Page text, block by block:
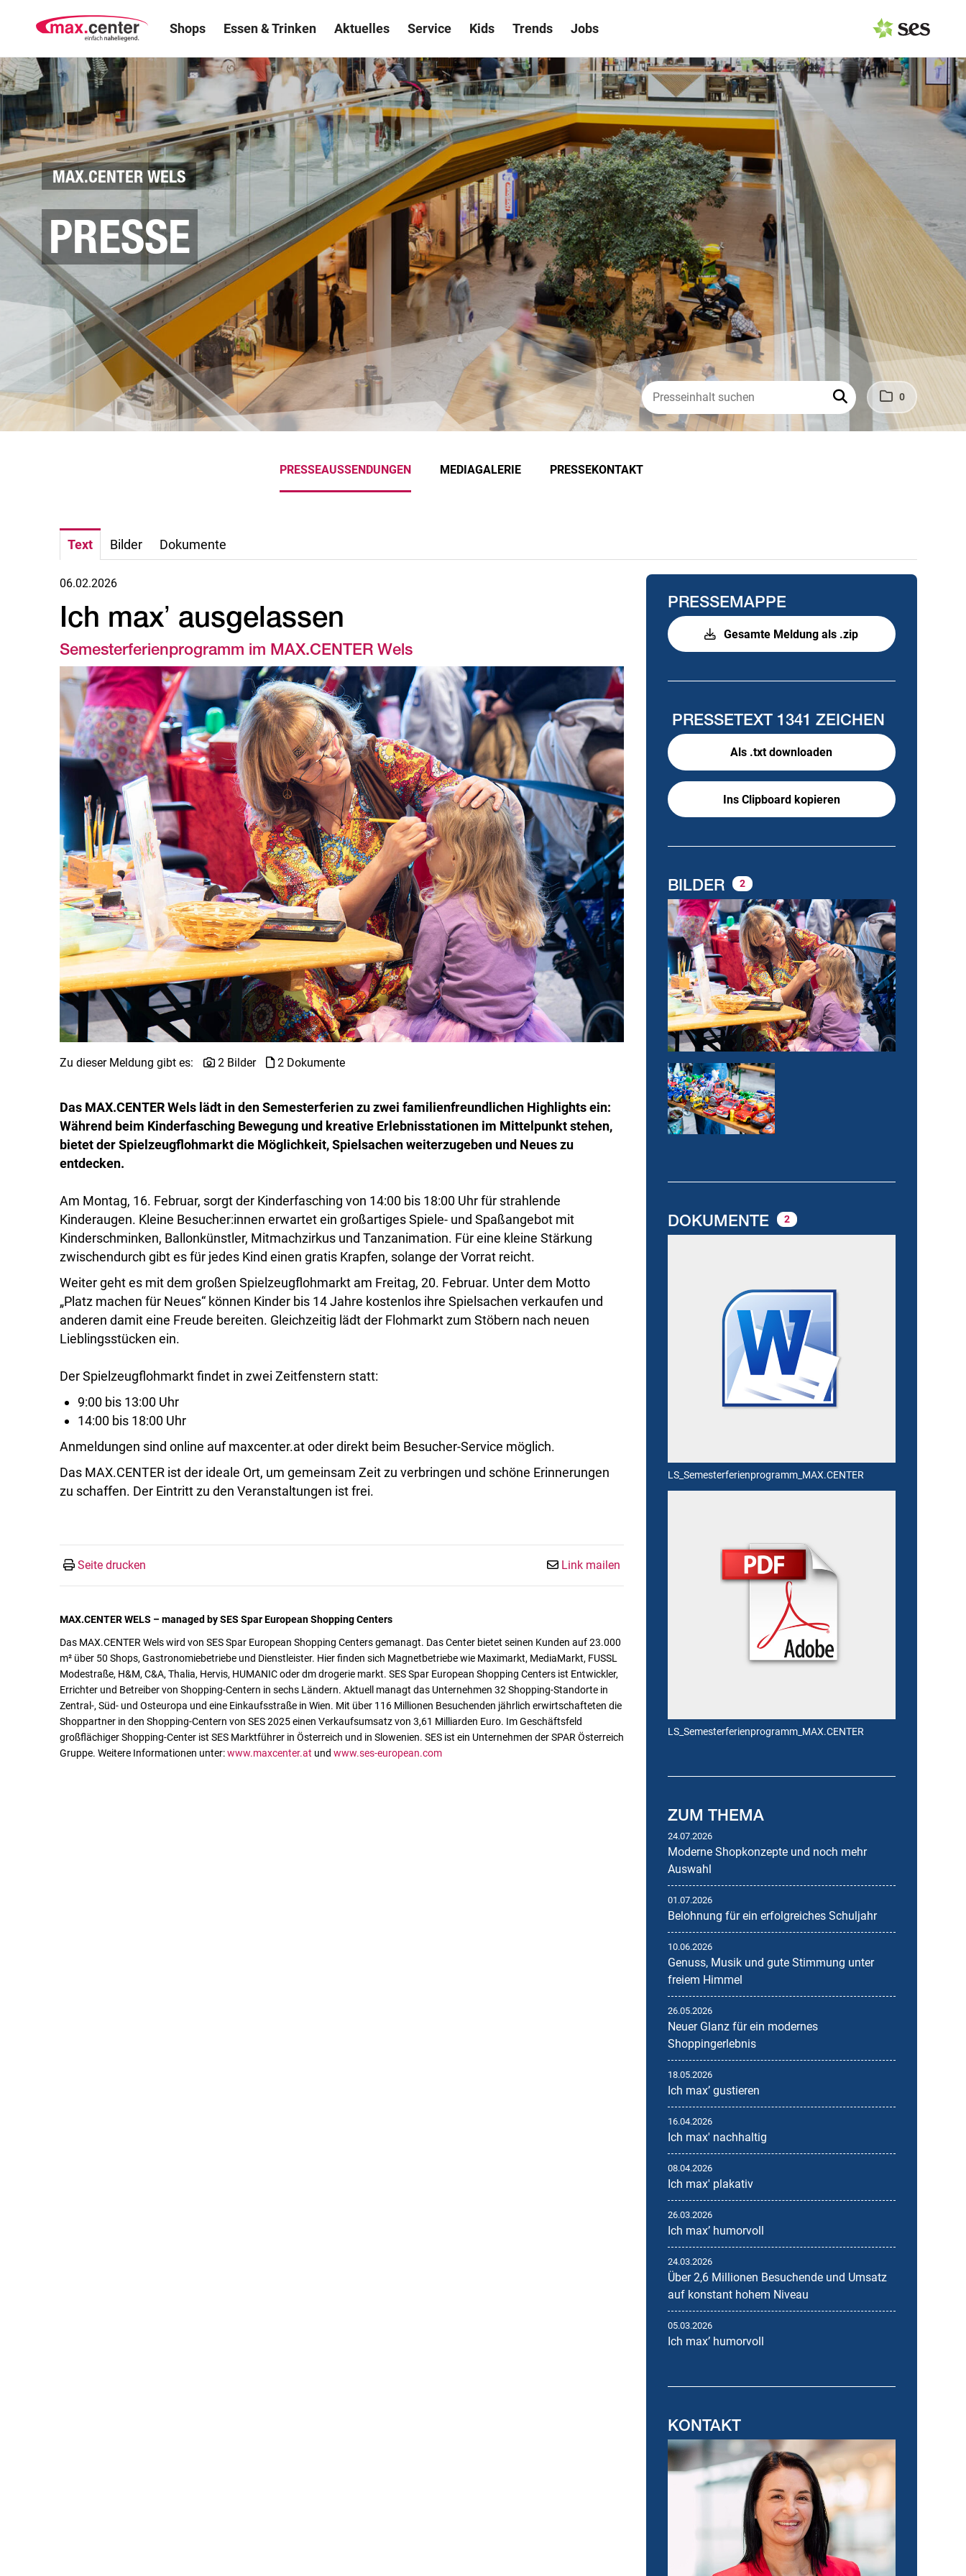
Shops Essen & Trinken Aktuelles Service Kids Trends Jobs
0
MAX.CENTER WELS
PRESSE
PRESSEAUSSENDUNGEN MEDIAGALERIE PRESSEKONTAKT
Text Bilder Dokumente
06.02.2026
Ich maxʼ ausgelassen
Semesterferienprogramm im MAX.CENTER Wels
Zu dieser Meldung gibt es: 2 Bilder 2 Dokumente
Das MAX.CENTER Wels lädt in den Semesterferien zu zwei familienfreundlichen Highlights ein:
Während beim Kinderfasching Bewegung und kreative Erlebnisstationen im Mittelpunkt stehen,
bietet der Spielzeugflohmarkt die Möglichkeit, Spielsachen weiterzugeben und Neues zu
entdecken.
Am Montag, 16. Februar, sorgt der Kinderfasching von 14:00 bis 18:00 Uhr für strahlende
Kinderaugen. Kleine Besucher:innen erwartet ein großartiges Spiele- und Spaßangebot mit
Kinderschminken, Ballonkünstler, Mitmachzirkus und Tanzanimation. Für eine kleine Stärkung
zwischendurch gibt es für jedes Kind einen gratis Krapfen, solange der Vorrat reicht.
Weiter geht es mit dem großen Spielzeugflohmarkt am Freitag, 20. Februar. Unter dem Motto
„Platz machen für Neues“ können Kinder bis 14 Jahre kostenlos ihre Spielsachen verkaufen und
anderen damit eine Freude bereiten. Gleichzeitig lädt der Flohmarkt zum Stöbern nach neuen
Lieblingsstücken ein.
Der Spielzeugflohmarkt findet in zwei Zeitfenstern statt:
9:00 bis 13:00 Uhr
14:00 bis 18:00 Uhr
Anmeldungen sind online auf maxcenter.at oder direkt beim Besucher-Service möglich.
Das MAX.CENTER ist der ideale Ort, um gemeinsam Zeit zu verbringen und schöne Erinnerungen
zu schaffen. Der Eintritt zu den Veranstaltungen ist frei.
Seite drucken Link mailen
MAX.CENTER WELS – managed by SES Spar European Shopping Centers
Das MAX.CENTER Wels wird von SES Spar European Shopping Centers gemanagt. Das Center bietet seinen Kunden auf 23.000
m² über 50 Shops, Gastronomiebetriebe und Dienstleister. Hier finden sich Magnetbetriebe wie Maximarkt, MediaMarkt, FUSSL
Modestraße, H&M, C&A, Thalia, Hervis, HUMANIC oder dm drogerie markt. SES Spar European Shopping Centers ist Entwickler,
Errichter und Betreiber von Shopping-Centern in sechs Ländern. Aktuell managt das Unternehmen 32 Shopping-Standorte in
Zentral-, Süd- und Osteuropa und eine Einkaufsstraße in Wien. Mit über 116 Millionen Besuchenden jährlich erwirtschafteten die
Shoppartner in den Shopping-Centern von SES 2025 einen Verkaufsumsatz von 3,61 Milliarden Euro. Im Geschäftsfeld
großflächiger Shopping-Center ist SES Marktführer in Österreich und in Slowenien. SES ist ein Unternehmen der SPAR Österreich
Gruppe. Weitere Informationen unter:www.maxcenter.at und www.ses-european.com
PRESSEMAPPE
Gesamte Meldung als .zip
PRESSETEXT 1341 ZEICHEN
Als .txt downloaden
Ins Clipboard kopieren
BILDER 2
DOKUMENTE 2
LS_Semesterferienprogramm_MAX.CENTER
LS_Semesterferienprogramm_MAX.CENTER
ZUM THEMA
24.07.2026
Moderne Shopkonzepte und noch mehr
Auswahl
01.07.2026
Belohnung für ein erfolgreiches Schuljahr
10.06.2026
Genuss, Musik und gute Stimmung unter
freiem Himmel
26.05.2026
Neuer Glanz für ein modernes
Shoppingerlebnis
18.05.2026
Ich maxʼ gustieren
16.04.2026
Ich max' nachhaltig
08.04.2026
Ich max' plakativ
26.03.2026
Ich maxʼ humorvoll
24.03.2026
Über 2,6 Millionen Besuchende und Umsatz
auf konstant hohem Niveau
05.03.2026
Ich maxʼ humorvoll
KONTAKT